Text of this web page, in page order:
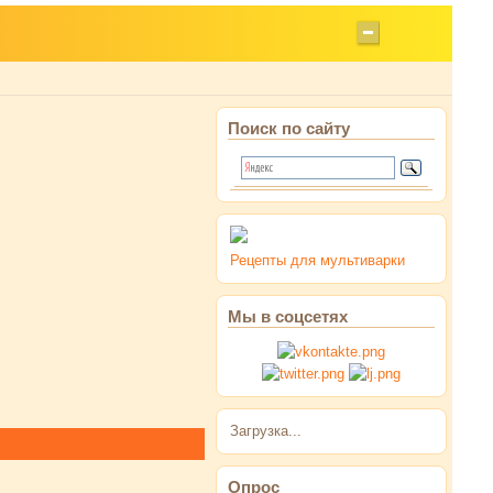
Поиск по сайту
Рецепты для мультиварки
Мы в соцсетях
Загрузка...
Опрос